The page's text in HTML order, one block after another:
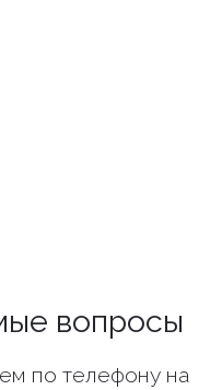
вопросы
по телефону на